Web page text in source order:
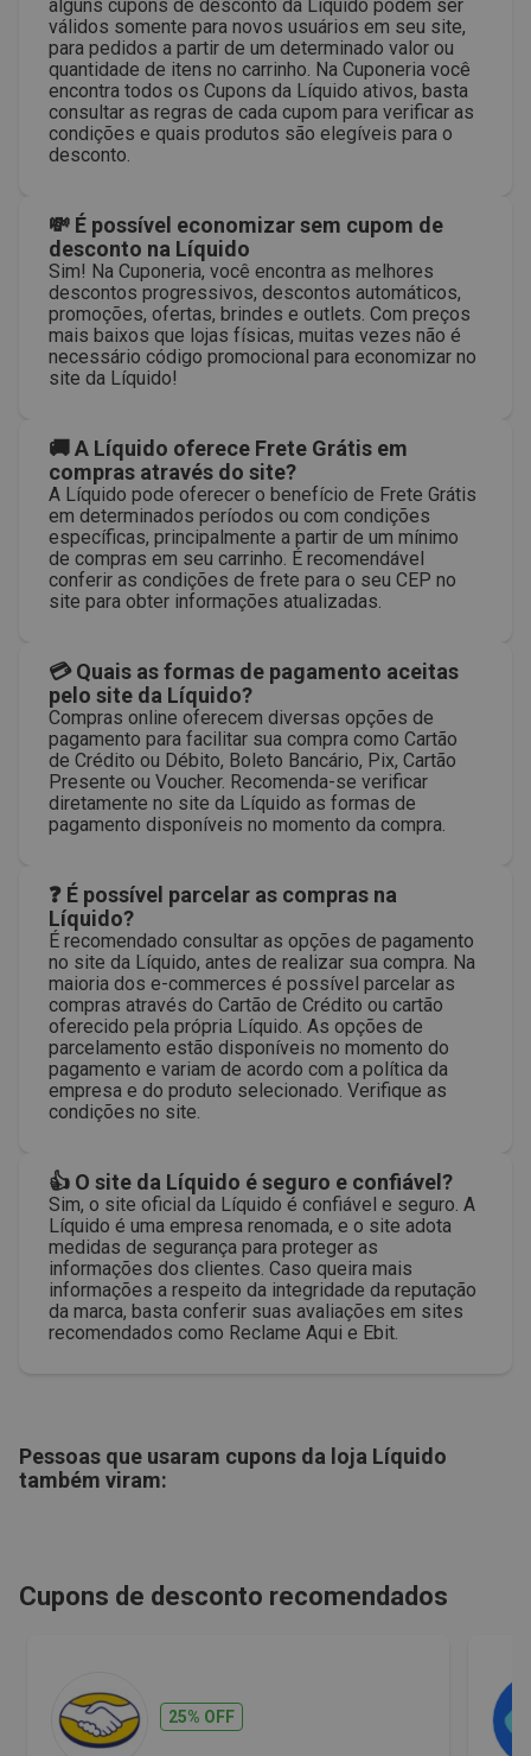
alguns cupons de desconto da Líquido podem ser
válidos somente para novos usuários em seu site,
para pedidos a partir de um determinado valor ou
quantidade de itens no carrinho. Na Cuponeria você
encontra todos os Cupons da Líquido ativos, basta
consultar as regras de cada cupom para verificar as
condições e quais produtos são elegíveis para o
desconto.
💸 É possível economizar sem cupom de
desconto na Líquido
Sim! Na Cuponeria, você encontra as melhores
descontos progressivos, descontos automáticos,
promoções, ofertas, brindes e outlets. Com preços
mais baixos que lojas físicas, muitas vezes não é
necessário código promocional para economizar no
site da Líquido!
🚚 A Líquido oferece Frete Grátis em
compras através do site?
A Líquido pode oferecer o benefício de Frete Grátis
em determinados períodos ou com condições
específicas, principalmente a partir de um mínimo
de compras em seu carrinho. É recomendável
conferir as condições de frete para o seu CEP no
site para obter informações atualizadas.
💳 Quais as formas de pagamento aceitas
pelo site da Líquido?
Compras online oferecem diversas opções de
pagamento para facilitar sua compra como Cartão
de Crédito ou Débito, Boleto Bancário, Pix, Cartão
Presente ou Voucher. Recomenda-se verificar
diretamente no site da Líquido as formas de
pagamento disponíveis no momento da compra.
❓ É possível parcelar as compras na
Líquido?
É recomendado consultar as opções de pagamento
no site da Líquido, antes de realizar sua compra. Na
maioria dos e-commerces é possível parcelar as
compras através do Cartão de Crédito ou cartão
oferecido pela própria Líquido. As opções de
parcelamento estão disponíveis no momento do
pagamento e variam de acordo com a política da
empresa e do produto selecionado. Verifique as
condições no site.
👍 O site da Líquido é seguro e confiável?
Sim, o site oficial da Líquido é confiável e seguro. A
Líquido é uma empresa renomada, e o site adota
medidas de segurança para proteger as
informações dos clientes. Caso queira mais
informações a respeito da integridade da reputação
da marca, basta conferir suas avaliações em sites
recomendados como Reclame Aqui e Ebit.
Pessoas que usaram cupons da loja Líquido
também viram:
Cupons de desconto recomendados
25% OFF